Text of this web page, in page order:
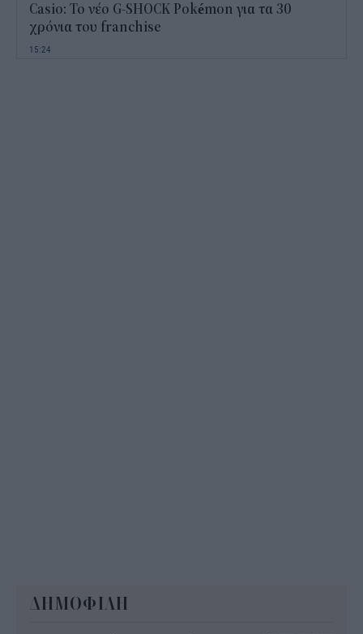
Casio: Το νέο G-SHOCK Pokémon για τα 30
χρόνια του franchise
15:24
ΔΗΜΟΦΙΛΗ